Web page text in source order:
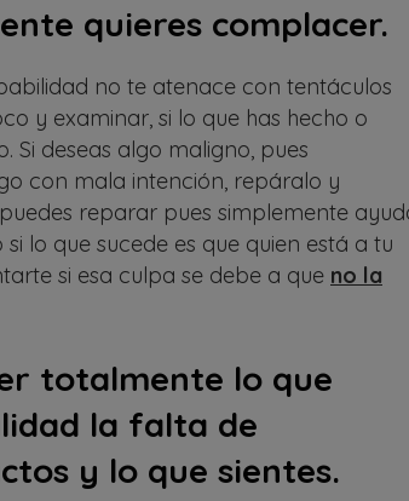
quieres complacer.
no te atenace con tentáculos
y examinar, si lo que has hecho o
Si deseas algo maligno, pues
con mala intención, repáralo y
reparar pues simplemente
lo que sucede es que quien está a tu
si esa culpa se debe a que no la
totalmente lo que
la falta de
y lo que sientes.